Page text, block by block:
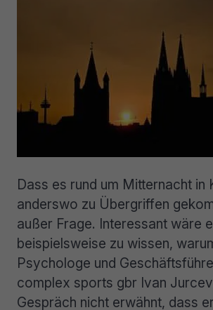
Dass es rund um Mitternacht in
anderswo zu Übergriffen
außer Frage. Interessant wäre
beispielsweise zu wissen,
Psychologe und
complex sports gbr Ivan
Gespräch nicht erwähnt, dass